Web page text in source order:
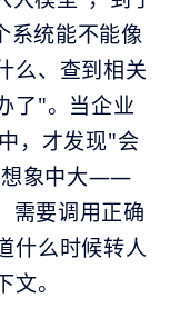
系统能不能像
么、查到相关
了"。当企业
，才发现"会
想象中大——
需要调用正确
什么时候转人
。